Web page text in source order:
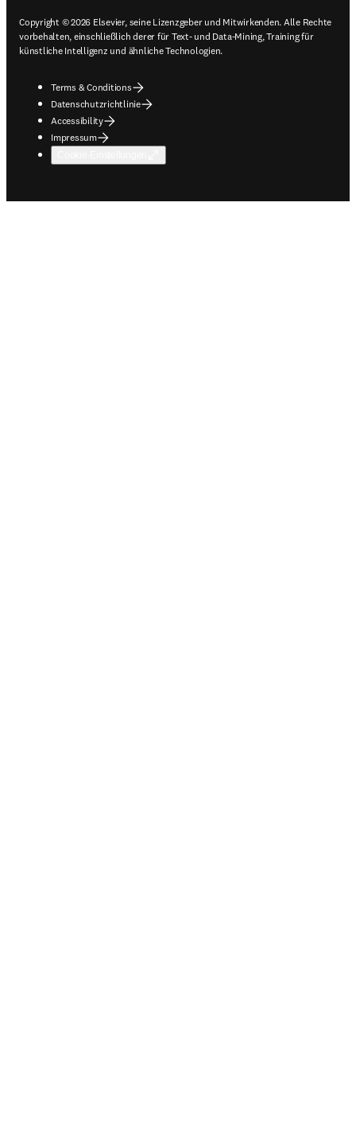
Copyright © 2026 Elsevier, seine Lizenzgeber und Mitwirkenden. Alle Rechte
vorbehalten, einschließlich derer für Text- und Data-Mining, Training für
künstliche Intelligenz und ähnliche Technologien.
Terms & Conditions
Datenschutzrichtlinie
Accessibility
Impressum